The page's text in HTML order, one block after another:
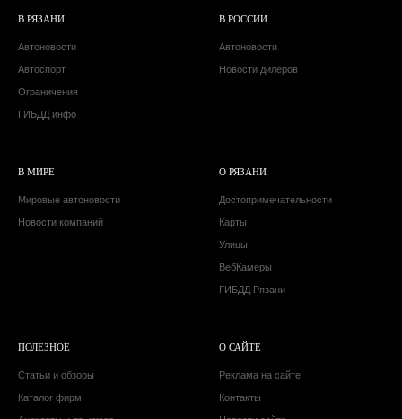
В РЯЗАНИ
Автоновости
Автоспорт
Ограничения
ГИБДД инфо
В РОССИИ
Автоновости
Новости дилеров
В МИРЕ
Мировые автоновости
Новости компаний
О РЯЗАНИ
Достопримечательности
Карты
Улицы
ВебКамеры
ГИБДД Рязани
ПОЛЕЗНОЕ
Статьи и обзоры
Каталог фирм
О САЙТЕ
Реклама на сайте
Контакты